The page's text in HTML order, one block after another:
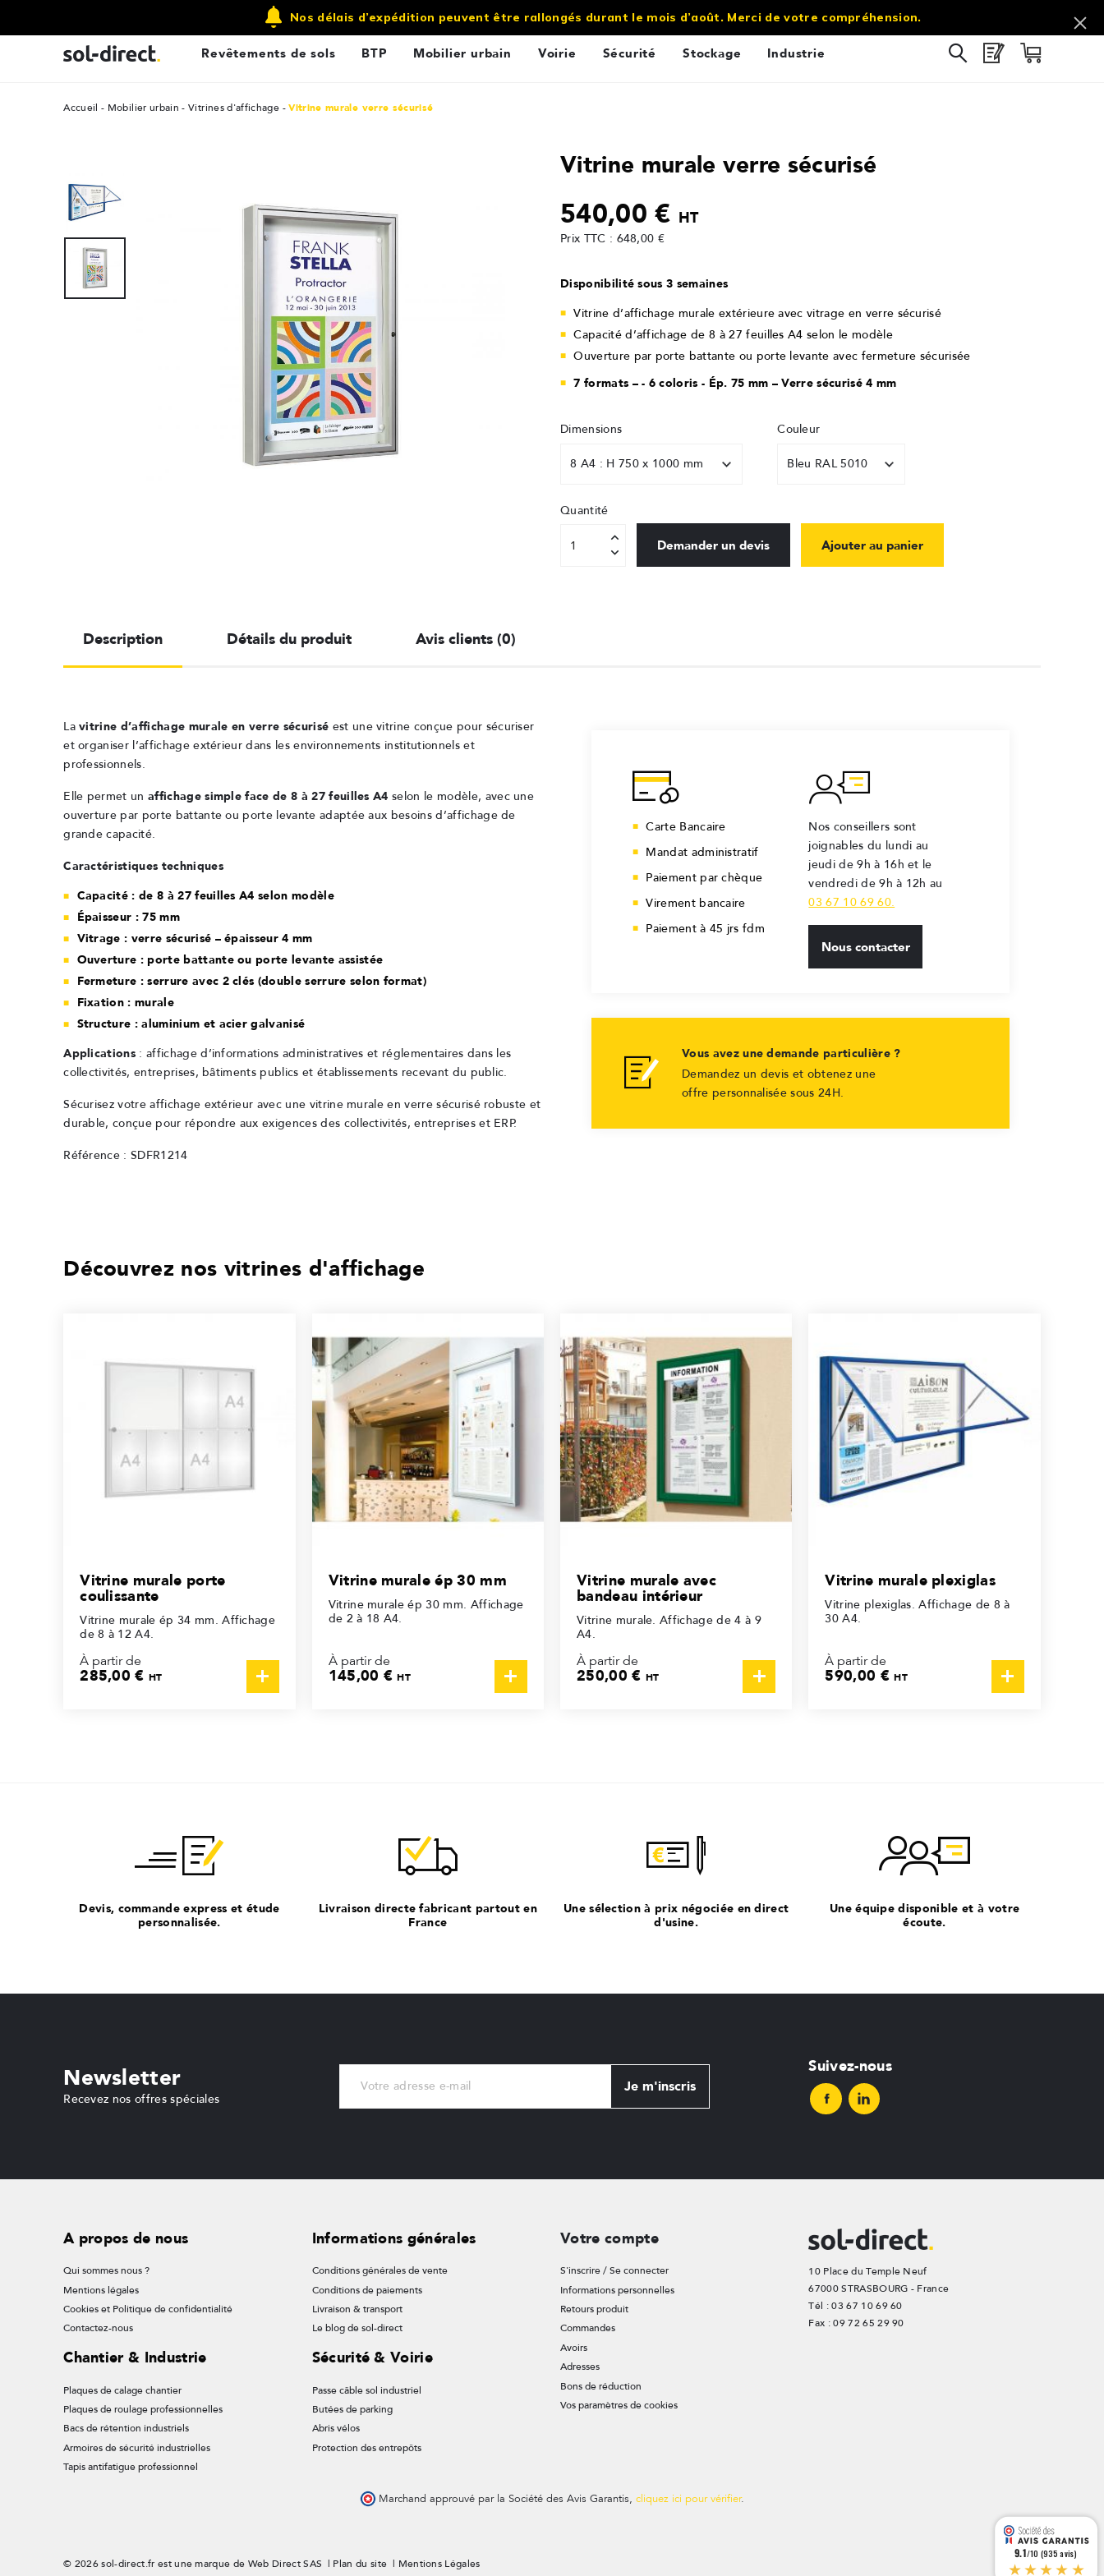
commercial@sol-direct.fr |
Revêtements de sols BTP Mobilier urbain Voirie Sécurité Stockage Industrie
Accueil Mobilier urbain Vitrines d'affichage Vitrine murale verre sécurisé
Vitrine murale verre sécurisé
540,00 € HT
Prix TTC : 648,00 €
Disponibilité sous 3 semaines
Vitrine d’affichage murale extérieure avec vitrage en verre sécurisé
Capacité d’affichage de 8 à 27 feuilles A4 selon le modèle
Ouverture par porte battante ou porte levante avec fermeture sécurisée
7 formats – - 6 coloris - Ép. 75 mm – Verre sécurisé 4 mm
Dimensions Couleur
Quantité
Demander un devis Ajouter au panier
Description Détails du produit Avis clients (0)
Lavitrine d’affichage murale en verre sécurisé est une vitrine conçue pour sécuriser
et organiser l’affichage extérieur dans les environnements institutionnels et
professionnels.
Elle permet unaffichage simple face de 8 à 27 feuilles A4 selon le modèle, avec une
ouverture par porte battante ou porte levante adaptée aux besoins d’affichage de
grande capacité.
Caractéristiques techniques
Capacité : de 8 à 27 feuilles A4 selon modèle
Épaisseur : 75 mm
Vitrage : verre sécurisé – épaisseur 4 mm
Ouverture : porte battante ou porte levante assistée
Fermeture : serrure avec 2 clés (double serrure selon format)
Fixation : murale
Structure : aluminium et acier galvanisé
Applications : affichage d’informations administratives et réglementaires dans les
collectivités, entreprises, bâtiments publics et établissements recevant du public.
Sécurisez votre affichage extérieur avec une vitrine murale en verre sécurisé robuste et
durable, conçue pour répondre aux exigences des collectivités, entreprises et ERP.
Référence : SDFR1214
Carte Bancaire
Mandat administratif
Paiement par chèque
Virement bancaire
Paiement à 45 jrs fdm
Nos conseillers sont
joignables du lundi au
jeudi de 9h à 16h et le
vendredi de 9h à 12h au
03 67 10 69 60.
Nous contacter
Vous avez une demande particulière ?
Demandez un devis et obtenez une
offre personnalisée sous 24H.
Découvrez nos vitrines d'affichage
Vitrine murale porte
coulissante
Vitrine murale ép 34 mm. Affichage
de 8 à 12 A4.
À partir de
285,00 €HT
Vitrine murale ép 30 mm
Vitrine murale ép 30 mm. Affichage
de 2 à 18 A4.
À partir de
145,00 €HT
Vitrine murale avec
bandeau intérieur
Vitrine murale. Affichage de 4 à 9
A4.
À partir de
250,00 € HT
Vitrine murale plexiglas
Vitrine plexiglas. Affichage de 8 à
30 A4.
À partir de
590,00 €HT
Devis, commande express et étude
personnalisée.
Livraison directe fabricant partout en
France
Une sélection à prix négociée en direct
d'usine.
Une équipe disponible et à votre
écoute.
Newsletter
Recevez nos offres spéciales
Je m'inscris
Suivez-nous
A propos de nous
Qui sommes nous ?
Mentions légales
Cookies et Politique de confidentialité
Contactez-nous
Informations générales
Conditions générales de vente
Conditions de paiements
Livraison & transport
Le blog de sol-direct
Chantier & Industrie
Plaques de calage chantier
Plaques de roulage professionnelles
Bacs de rétention industriels
Armoires de sécurité industrielles
Tapis antifatigue professionnel
Sécurité & Voirie
Passe câble sol industriel
Butées de parking
Abris vélos
Protection des entrepôts
Votre compte
S'inscrire / Se connecter
Informations personnelles
Retours produit
Commandes
Avoirs
Adresses
Bons de réduction
Vos paramètres de cookies
10 Place du Temple Neuf
67000 STRASBOURG - France
Tél : 03 67 10 69 60
Fax : 09 72 65 29 90
Marchand approuvé par la Société des Avis Garantis, cliquez ici pour vérifier.
© 2026 sol-direct.fr est une marque de Web Direct SAS | Plan du site Mentions Légales
Nos délais d’expédition peuvent être rallongés durant le mois d’août. Merci de votre compréhension.
9.1/10 (935 avis)
★★★★★